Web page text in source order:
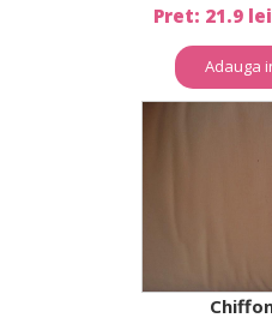
Pret: 21.9 lei
Adauga